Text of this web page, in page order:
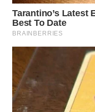
SPORT
WAHANA
WAHANA
SELEB
WAHANA